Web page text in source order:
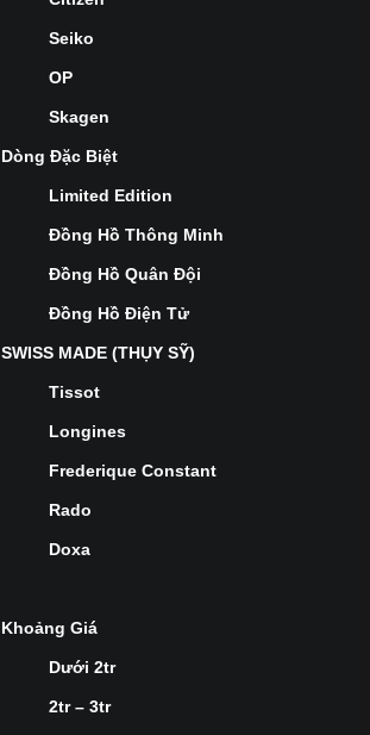
Seiko
OP
Skagen
Dòng Đặc Biệt
Limited Edition
Đồng Hồ Thông Minh
Đồng Hồ Quân Đội
Đồng Hồ Điện Tử
SWISS MADE (THỤY SỸ)
Tissot
Longines
Frederique Constant
Rado
Doxa
Khoảng Giá
Dưới 2tr
2tr – 3tr